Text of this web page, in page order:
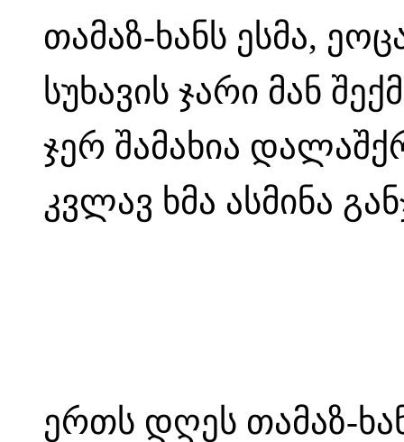
თამაზ-ხანს ესმა,
სუხავის ჯარი მან
ჯერ შამახია
კვლავ ხმა ასმინა
ერთს დღეს თამაზ-